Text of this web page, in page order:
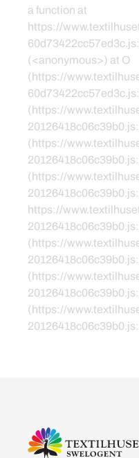
a function at
https://
(<anonymous>) at O
(https://
(https://
(https://
(https://
https://
(https://
(https://
(https://
Kontakta oss